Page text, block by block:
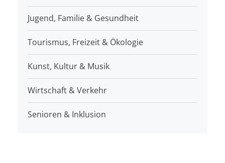
Jugend, Familie & Gesundheit
Tourismus, Freizeit & Ökologie
Kunst, Kultur & Musik
Wirtschaft & Verkehr
Senioren & Inklusion